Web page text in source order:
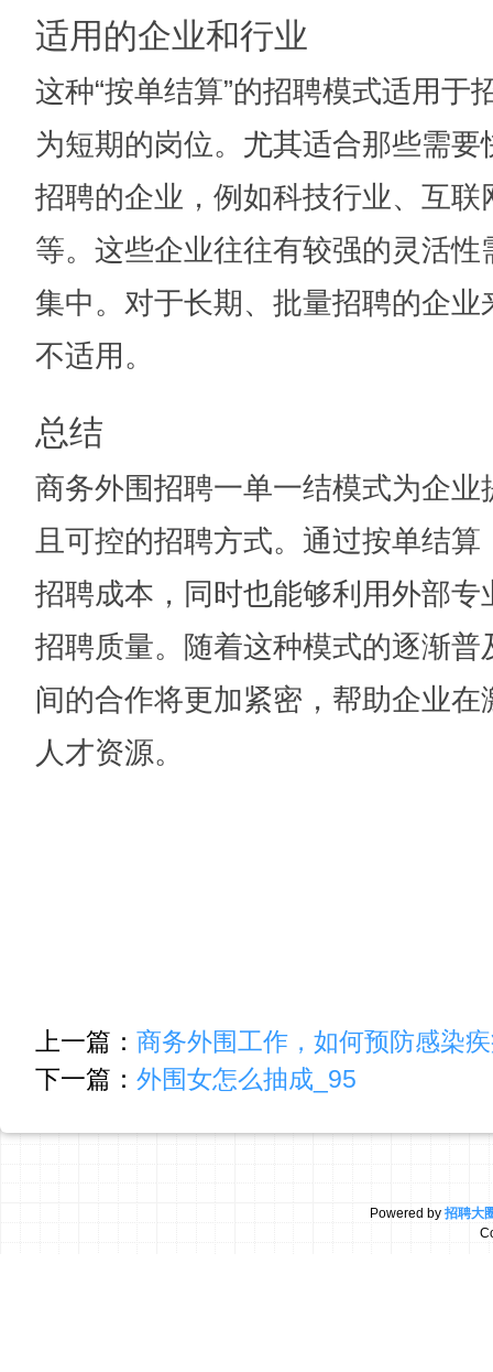
适用的企业和行业
这种“按单结算”的招聘模式适用于
为短期的岗位。尤其适合那些需
招聘的企业，例如科技行业、互
等。这些企业往往有较强的灵活
集中。对于长期、批量招聘的企
不适用。
总结
商务外围招聘一单一结模式为企
且可控的招聘方式。通过按单结
招聘成本，同时也能够利用外部
招聘质量。随着这种模式的逐渐
间的合作将更加紧密，帮助企业
人才资源。
上一篇： 商务外围工作，如何预防感染
下一篇： 外围女怎么抽成_95
Powered by招聘大